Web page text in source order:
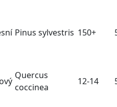
Pinus sylvestris 150+
Quercus
coccinea
12-14